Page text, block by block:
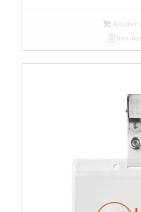
Ajouter
Voir